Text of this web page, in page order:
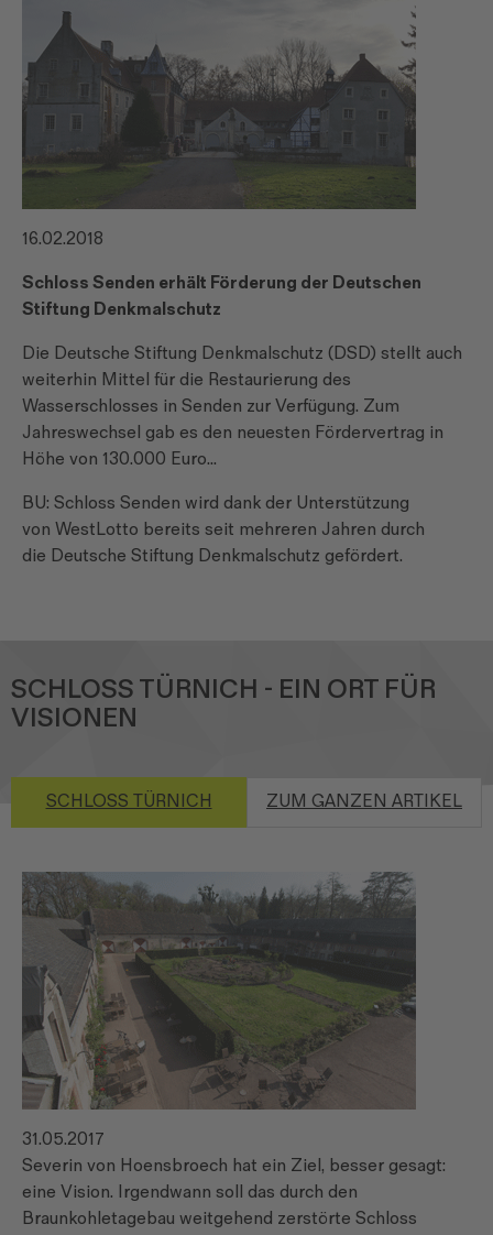
16.02.2018
Schloss Senden erhält Förderung der Deutschen
Stiftung Denkmalschutz
Die Deutsche Stiftung Denkmalschutz (DSD) stellt auch
weiterhin Mittel für die Restaurierung des
Wasserschlosses in Senden zur Verfügung. Zum
Jahreswechsel gab es den neuesten Fördervertrag in
Höhe von 130.000 Euro...
BU: Schloss Senden wird dank der Unterstützung
von WestLotto bereits seit mehreren Jahren durch
die Deutsche Stiftung Denkmalschutz gefördert.
SCHLOSS TÜRNICH - EIN ORT FÜR
VISIONEN
SCHLOSS TÜRNICH ZUM GANZEN ARTIKEL
31.05.2017
Severin von Hoensbroech hat ein Ziel, besser gesagt:
eine Vision. Irgendwann soll das durch den
Braunkohletagebau weitgehend zerstörte Schloss